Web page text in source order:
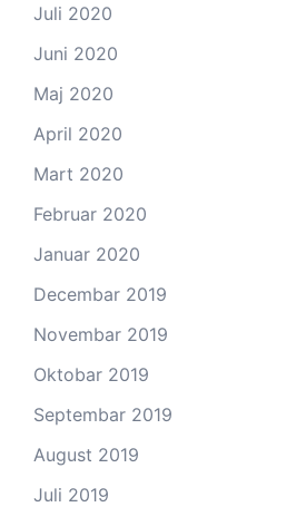
Juli 2020
Juni 2020
Maj 2020
April 2020
Mart 2020
Februar 2020
Januar 2020
Decembar 2019
Novembar 2019
Oktobar 2019
Septembar 2019
August 2019
Juli 2019